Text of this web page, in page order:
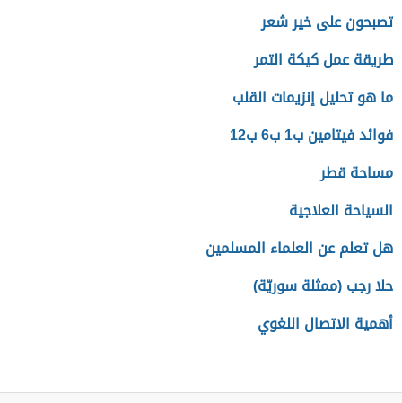
تصبحون على خير شعر
طريقة عمل كيكة التمر
ما هو تحليل إنزيمات القلب
فوائد فيتامين ب1 ب6 ب12
مساحة قطر
السياحة العلاجية
هل تعلم عن العلماء المسلمين
حلا رجب (ممثلة سوريّة)
أهمية الاتصال اللغوي